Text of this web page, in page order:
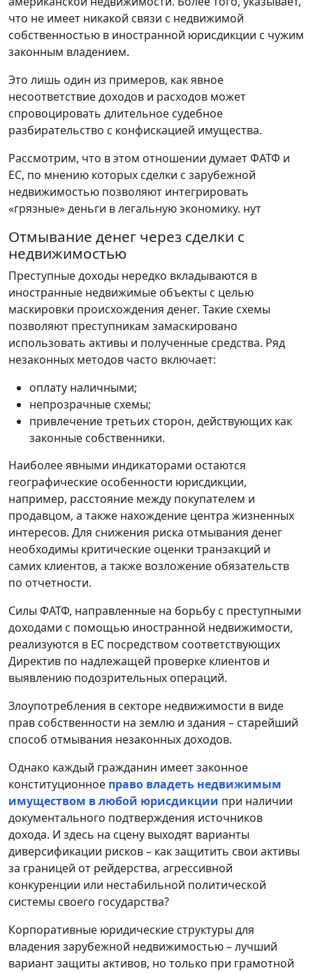
что не имеет никакой связи с недвижимой
собственностью в иностранной юрисдикции с чужим
законным владением.
Это лишь один из примеров, как явное
несоответствие доходов и расходов может
спровоцировать длительное судебное
разбирательство с конфискацией имущества.
Рассмотрим, что в этом отношении думает ФАТФ и
ЕС, по мнению которых сделки с зарубежной
недвижимостью позволяют интегрировать
«грязные» деньги в легальную экономику. нут
Отмывание денег через сделки с
недвижимостью
Преступные доходы нередко вкладываются в
иностранные недвижимые объекты с целью
маскировки происхождения денег. Такие схемы
позволяют преступникам замаскировано
использовать активы и полученные средства. Ряд
незаконных методов часто включает:
оплату наличными;
непрозрачные схемы;
привлечение третьих сторон, действующих как
законные собственники.
Наиболее явными индикаторами остаются
географические особенности юрисдикции,
например, расстояние между покупателем и
продавцом, а также нахождение центра жизненных
интересов. Для снижения риска отмывания денег
необходимы критические оценки транзакций и
самих клиентов, а также возложение обязательств
по отчетности.
Силы ФАТФ, направленные на борьбу с преступными
доходами с помощью иностранной недвижимости,
реализуются в ЕС посредством соответствующих
Директив по надлежащей проверке клиентов и
выявлению подозрительных операций.
Злоупотребления в секторе недвижимости в виде
прав собственности на землю и здания – старейший
способ отмывания незаконных доходов.
Однако каждый гражданин имеет законное
конституционное право владеть недвижимым
имуществом в любой юрисдикции при наличии
документального подтверждения источников
дохода. И здесь на сцену выходят варианты
диверсификации рисков – как защитить свои активы
за границей от рейдерства, агрессивной
конкуренции или нестабильной политической
системы своего государства?
Корпоративные юридические структуры для
владения зарубежной недвижимостью – лучший
вариант защиты активов, но только при грамотной